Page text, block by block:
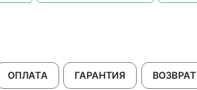
ОПЛАТА ГАРАНТИЯ ВОЗВРАТ